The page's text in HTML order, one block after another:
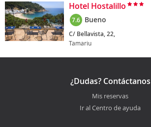
Hotel Hostalillo
7.6 Bueno
C/ Bellavista, 22,
Tamariu
¿Dudas? Contáctanos
Mis reservas
Ir al Centro de ayuda